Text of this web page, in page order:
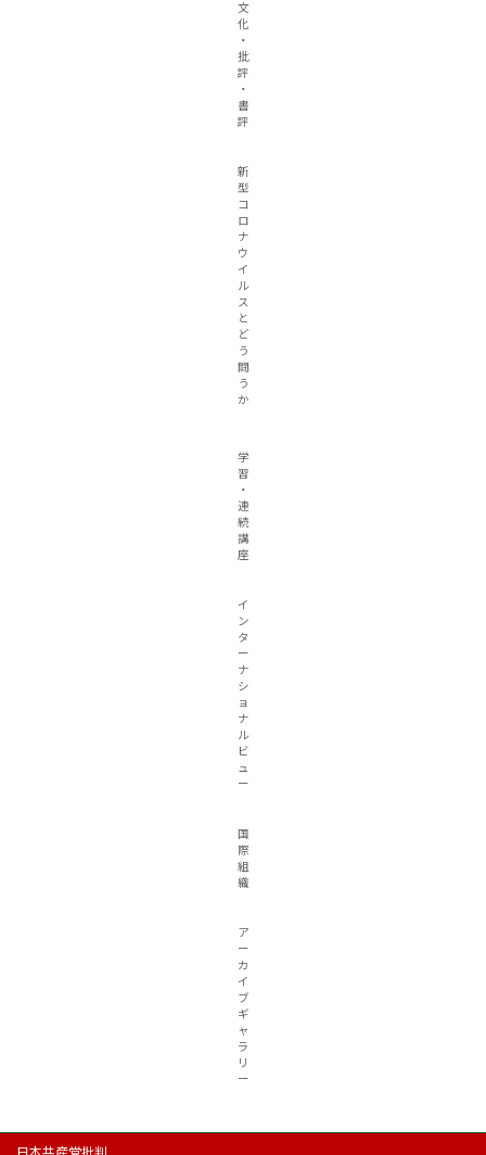
文
化
・
批
評
・
書
評
新
型
コ
ロ
ナ
ウ
イ
ル
ス
と
ど
う
闘
う
か
学
習
・
連
続
講
座
イ
ン
タ
ー
ナ
シ
ョ
ナ
ル
ビ
ュ
ー
国
際
組
織
ア
ー
カ
イ
ブ
ギ
ャ
ラ
リ
ー